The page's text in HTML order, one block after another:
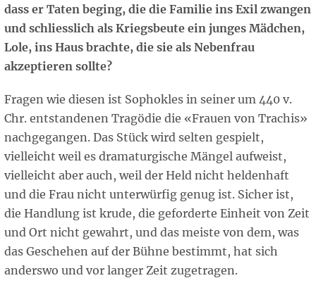
dass er Taten beging, die die Familie ins Exil zwangen
und schliesslich als Kriegsbeute ein junges Mädchen,
Lole, ins Haus brachte, die sie als Nebenfrau
akzeptieren sollte?
Fragen wie diesen ist Sophokles in seiner um 440 v.
Chr. entstandenen Tragödie die «Frauen von Trachis»
nachgegangen. Das Stück wird selten gespielt,
vielleicht weil es dramaturgische Mängel aufweist,
vielleicht aber auch, weil der Held nicht heldenhaft
und die Frau nicht unterwürfig genug ist. Sicher ist,
die Handlung ist krude, die geforderte Einheit von Zeit
und Ort nicht gewahrt, und das meiste von dem, was
das Geschehen auf der Bühne bestimmt, hat sich
anderswo und vor langer Zeit zugetragen.